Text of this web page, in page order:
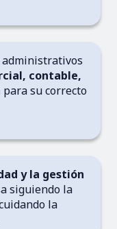
contable,
para su correcto
y la gestión
siguiendo la
la